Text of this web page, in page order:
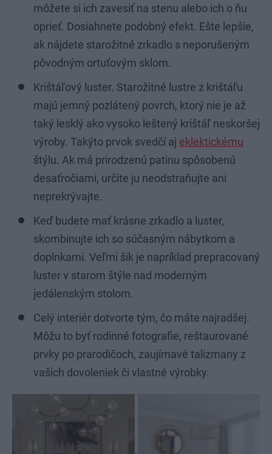
môžete si ich zavesiť na stenu alebo ich o ňu
oprieť. Dosiahnete podobný efekt. Ešte lepšie,
ak nájdete starožitné zrkadlo s neporušeným
pôvodným ortuťovým sklom.
Krištáľový luster. Starožitné lustre z krištáľu
majú jemný pozlátený povrch, ktorý nie je až
taký lesklý ako vysoko leštený krištáľ neskoršej
výroby. Takýto prvok svedčí aj eklektickému
štýlu. Ak má prirodzenú patinu spôsobenú
desaťročiami, určite ju neodstraňujte ani
neprekrývajte.
Keď budete mať krásne zrkadlo a luster,
skombinujte ich so súčasným nábytkom a
doplnkami. Veľmi šik je napríklad prepracovaný
luster v starom štýle nad moderným
jedálenským stolom.
Celý interiér dotvorte tým, čo máte najradšej.
Môžu to byť rodinné fotografie, reštaurované
prvky po prarodičoch, zaujímavé talizmany z
vašich dovoleniek či vlastné výrobky.